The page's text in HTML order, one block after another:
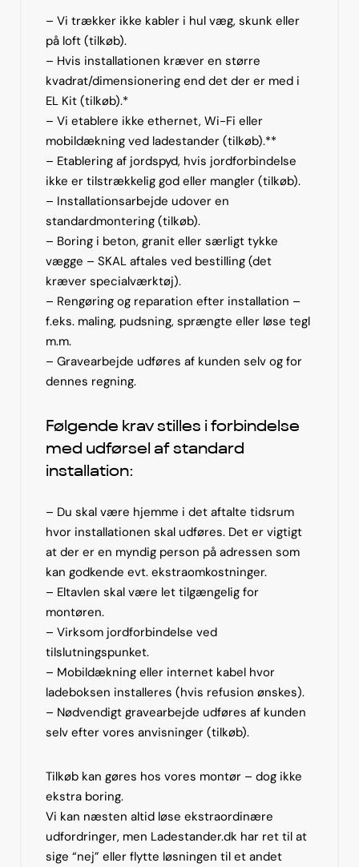
– Vi trækker ikke kabler i hul væg, skunk eller
på loft (tilkøb).
– Hvis installationen kræver en større
kvadrat/dimensionering end det der er med i
EL Kit (tilkøb).*
– Vi etablere ikke ethernet, Wi-Fi eller
mobildækning ved ladestander (tilkøb).**
– Etablering af jordspyd, hvis jordforbindelse
ikke er tilstrækkelig god eller mangler (tilkøb).
– Installationsarbejde udover en
standardmontering (tilkøb).
– Boring i beton, granit eller særligt tykke
vægge – SKAL aftales ved bestilling (det
kræver specialværktøj).
– Rengøring og reparation efter installation –
f.eks. maling, pudsning, sprængte eller løse tegl
m.m.
– Gravearbejde udføres af kunden selv og for
dennes regning.
Følgende krav stilles i forbindelse
med udførsel af standard
installation:
– Du skal være hjemme i det aftalte tidsrum
hvor installationen skal udføres. Det er vigtigt
at der er en myndig person på adressen som
kan godkende evt. ekstraomkostninger.
– Eltavlen skal være let tilgængelig for
montøren.
– Virksom jordforbindelse ved
tilslutningspunket.
– Mobildækning eller internet kabel hvor
ladeboksen installeres (hvis refusion ønskes).
– Nødvendigt gravearbejde udføres af kunden
selv efter vores anvisninger (tilkøb).
Tilkøb kan gøres hos vores montør – dog ikke
ekstra boring.
Vi kan næsten altid løse ekstraordinære
udfordringer, men Ladestander.dk har ret til at
sige “nej” eller flytte løsningen til et andet